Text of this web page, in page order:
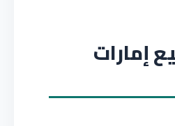
إمارات